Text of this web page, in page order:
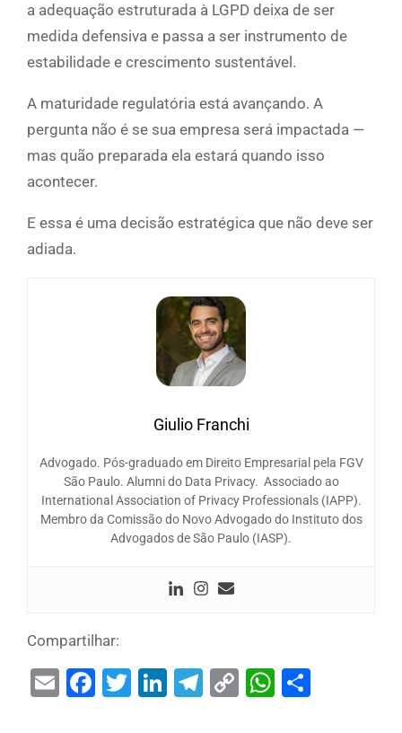
a adequação estruturada à LGPD deixa de ser
medida defensiva e passa a ser instrumento de
estabilidade e crescimento sustentável.
A maturidade regulatória está avançando. A
pergunta não é se sua empresa será impactada —
mas quão preparada ela estará quando isso
acontecer.
E essa é uma decisão estratégica que não deve ser
adiada.
Giulio Franchi
Advogado. Pós-graduado em Direito Empresarial pela FGV
São Paulo. Alumni do Data Privacy. Associado ao
International Association of Privacy Professionals (IAPP).
Membro da Comissão do Novo Advogado do Instituto dos
Advogados de São Paulo (IASP).
Compartilhar:
EmailFacebook
Twitter
LinkedIn
Telegram
Copy